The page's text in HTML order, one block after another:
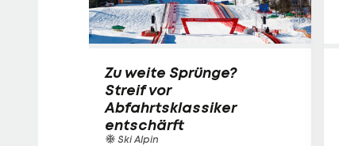
Zu weite Sprünge?
Streif vor
Abfahrtsklassiker
entschärft
Ski Alpin